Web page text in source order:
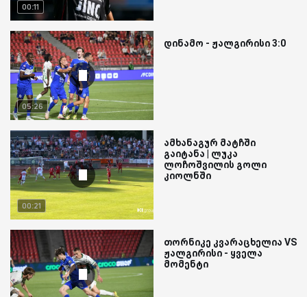
00:11
05:26
დინამო - ჟალგირისი 3:0
00:21
ამხანაგურ მატჩში
გაიტანა | ლუკა
ლოჩოშვილის გოლი
კიოლნში
თორნიკე კვარაცხელია VS
ჟალგირისი - ყველა
მომენტი